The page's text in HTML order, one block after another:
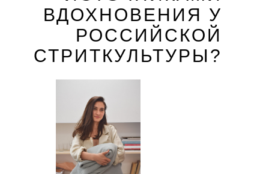
ВДОХНОВЕНИЯ У
РОССИЙСКОЙ
СТРИТКУЛЬТУРЫ?